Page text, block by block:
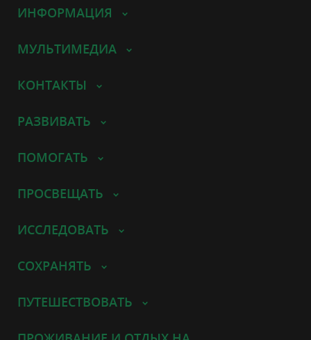
ИНФОРМАЦИЯ
МУЛЬТИМЕДИА
КОНТАКТЫ
РАЗВИВАТЬ
ПОМОГАТЬ
ПРОСВЕЩАТЬ
ИССЛЕДОВАТЬ
СОХРАНЯТЬ
ПУТЕШЕСТВОВАТЬ